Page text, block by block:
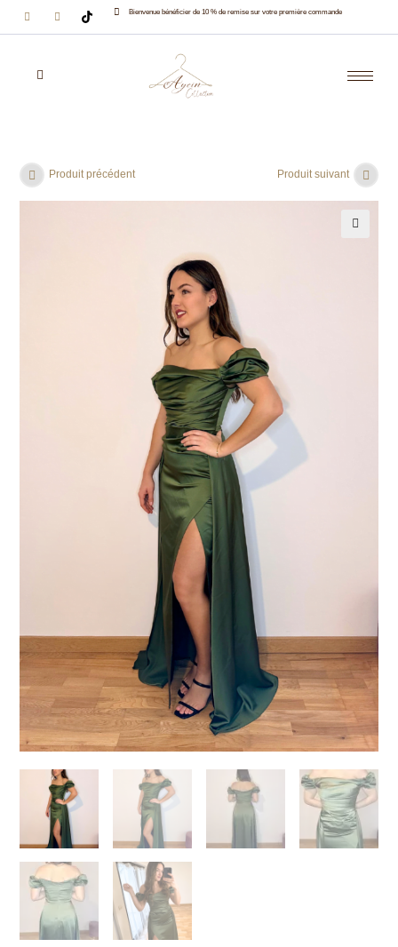
Bienvenue bénéficier de 10 % de remise sur votre première commande
Produit précédent Produit suivant